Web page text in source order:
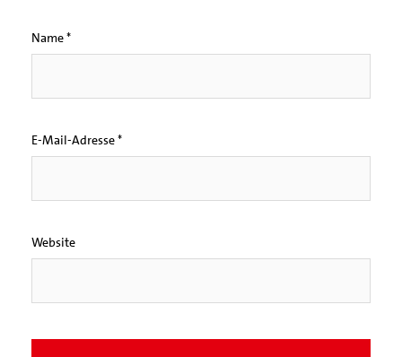
Name*
E-Mail-Adresse*
Website